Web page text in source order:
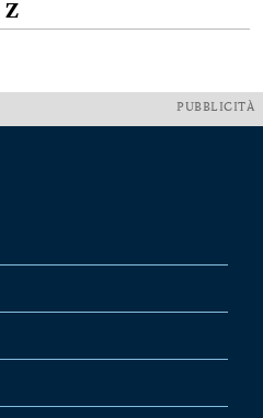
Z
PUBBLICITÀ